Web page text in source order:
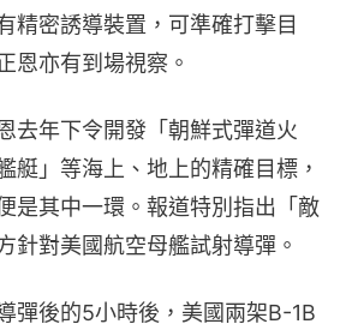
精密誘導裝置，可準確打擊目
恩亦有到場視察。
去年下令開發「朝鮮式彈道火
艇」等海上、地上的精確目標，
是其中一環。報道特別指出「敵
針對美國航空母艦試射導彈。
彈後的5小時後，美國兩架B-1B